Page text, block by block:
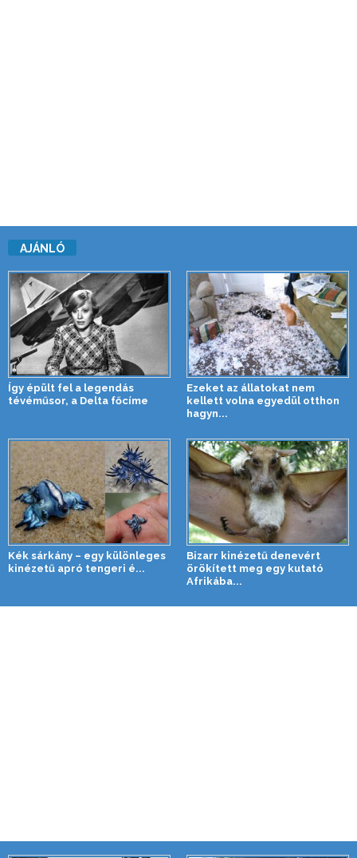
AJÁNLÓ
Így épült fel a legendás
tévéműsor, a Delta főcíme
Ezeket az állatokat nem
kellett volna egyedül otthon
hagyn...
Kék sárkány – egy különleges
kinézetű apró tengeri é...
Bizarr kinézetű denevért
örökített meg egy kutató
Afrikába...